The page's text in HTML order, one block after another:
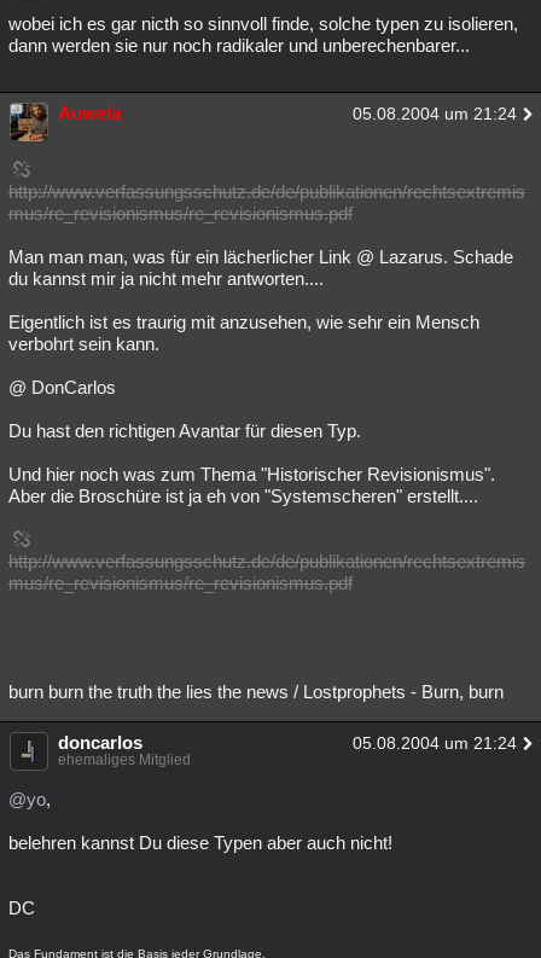
wobei ich es gar nicth so sinnvoll finde, solche typen zu isolieren,
dann werden sie nur noch radikaler und unberechenbarer...
Auweia 05.08.2004 um 21:24
http://www.verfassungsschutz.de/de/publikationen/rechtsextremis
mus/re_revisionismus/re_revisionismus.pdf
Man man man, was für ein lächerlicher Link @ Lazarus. Schade
du kannst mir ja nicht mehr antworten....
Eigentlich ist es traurig mit anzusehen, wie sehr ein Mensch
verbohrt sein kann.
@ DonCarlos
Du hast den richtigen Avantar für diesen Typ.
Und hier noch was zum Thema "Historischer Revisionismus".
Aber die Broschüre ist ja eh von "Systemscheren" erstellt....
http://www.verfassungsschutz.de/de/publikationen/rechtsextremis
mus/re_revisionismus/re_revisionismus.pdf
burn burn the truth the lies the news / Lostprophets - Burn, burn
doncarlos 05.08.2004 um 21:24
ehemaliges Mitglied
@yo,
belehren kannst Du diese Typen aber auch nicht!
DC
Das Fundament ist die Basis jeder Grundlage.